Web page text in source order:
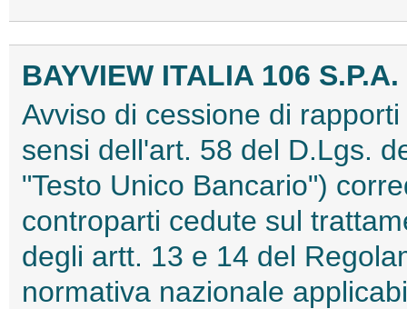
BAYVIEW ITALIA 106 S.P.A.
Avviso di cessione di
sensi dell'art. 58 del D.Lgs.
"Testo Unico Bancario")
controparti cedute sul
degli artt. 13 e 14 del
normativa nazionale